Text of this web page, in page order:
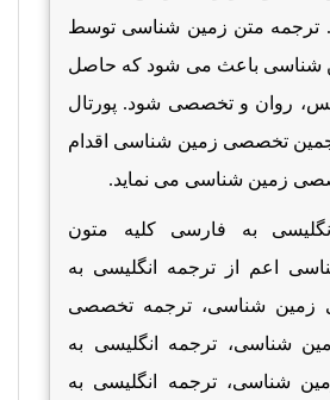
ترجمه متن زمین شناسی توسط
شناسی باعث می شود که حاصل
روان و تخصصی شود. پورتال
تخصصی زمین شناسی اقدام
زمین شناسی می نماید.
به فارسی کلیه متون
اعم از ترجمه انگلیسی به
زمین شناسی، ترجمه تخصصی
شناسی، ترجمه انگلیسی به
شناسی، ترجمه انگلیسی به